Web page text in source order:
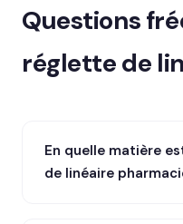
Questions
réglette de
En quelle matière
de linéaire